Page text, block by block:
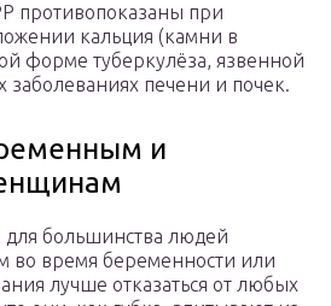
противопоказаны при
кальция (камни в
форме туберкулёза, язвенной
заболеваниях печени и почек.
и
для большинства людей
во время беременности или
лучше отказаться от любых